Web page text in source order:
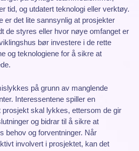
tid, og utdatert teknologi eller verktøy.
er det lite sannsynlig at prosjekter
de styres eller hvor nøye omfanget er
bør investere i de rette
og teknologiene for å sikre at
på grunn av manglende
Interessentene spiller en
prosjekt skal lykkes, ettersom de gir
og bidrar til å sikre at
behov og forventninger. Når
involvert i prosjektet, kan det